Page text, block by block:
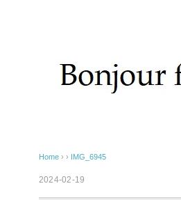
Home › › IMG_6945
2024-02-19